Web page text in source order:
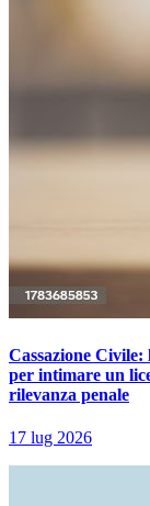
Cassazione
per intimare un
rilevanza penale
17 lug 2026